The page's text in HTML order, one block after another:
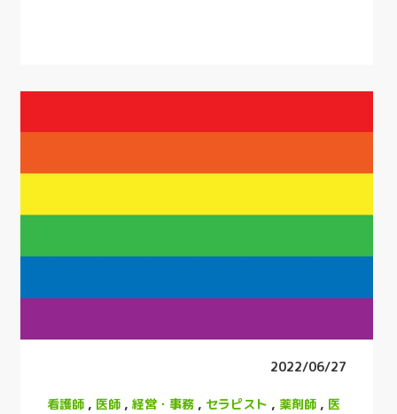
2022/06/27
看護師 , 医師 , 経営・事務 , セラピスト , 薬剤師 , 医